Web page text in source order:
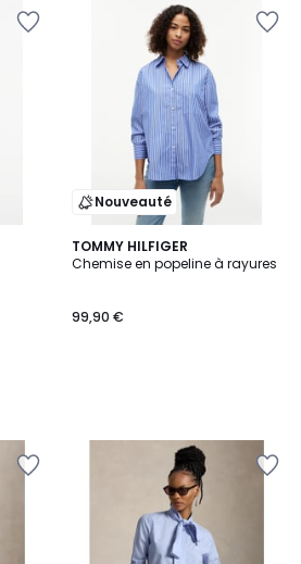
Nouveauté
TOMMY HILFIGER
Chemise en popeline à rayures
99,90 €